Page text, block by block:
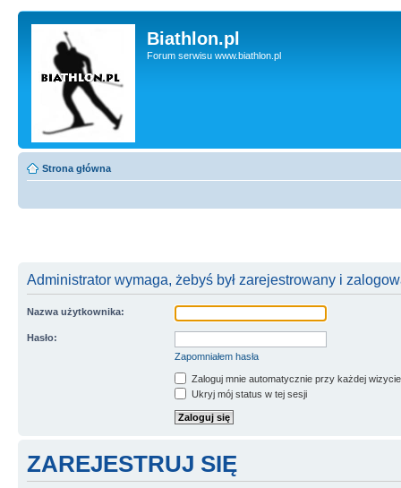
Biathlon.pl
Forum serwisu www.biathlon.pl
Strona główna
Administrator wymaga, żebyś był zarejestrowany i
Nazwa użytkownika:
Hasło:
Zapomniałem hasła
Zaloguj mnie automatycznie przy każdej wizycie
Ukryj mój status w tej sesji
ZAREJESTRUJ SIĘ